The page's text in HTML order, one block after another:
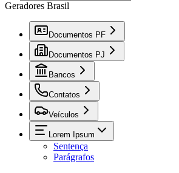
Geradores Brasil
Documentos PF
Documentos PJ
Bancos
Contatos
Veículos
Lorem Ipsum
Sentença
Parágrafos